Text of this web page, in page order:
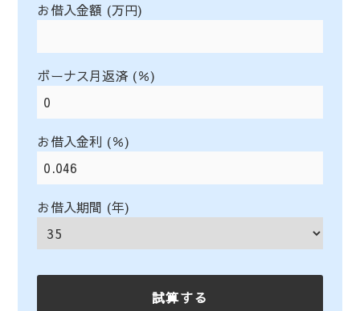
お借入金額 (万円)
ボーナス月返済 (％)
お借入金利 (％)
お借入期間 (年)